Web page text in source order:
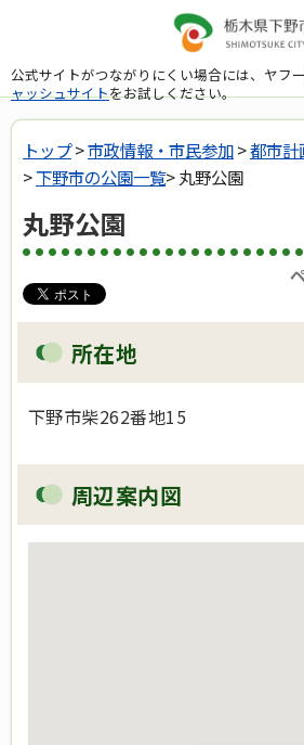
公式サイトがつながりにくい場合には、ヤフ
ャッシュサイトをお試しください。
トップ>市政情報・市民参加>都市計
>下野市の公園一覧> 丸野公園
丸野公園
所在地
下野市柴262番地15
周辺案内図